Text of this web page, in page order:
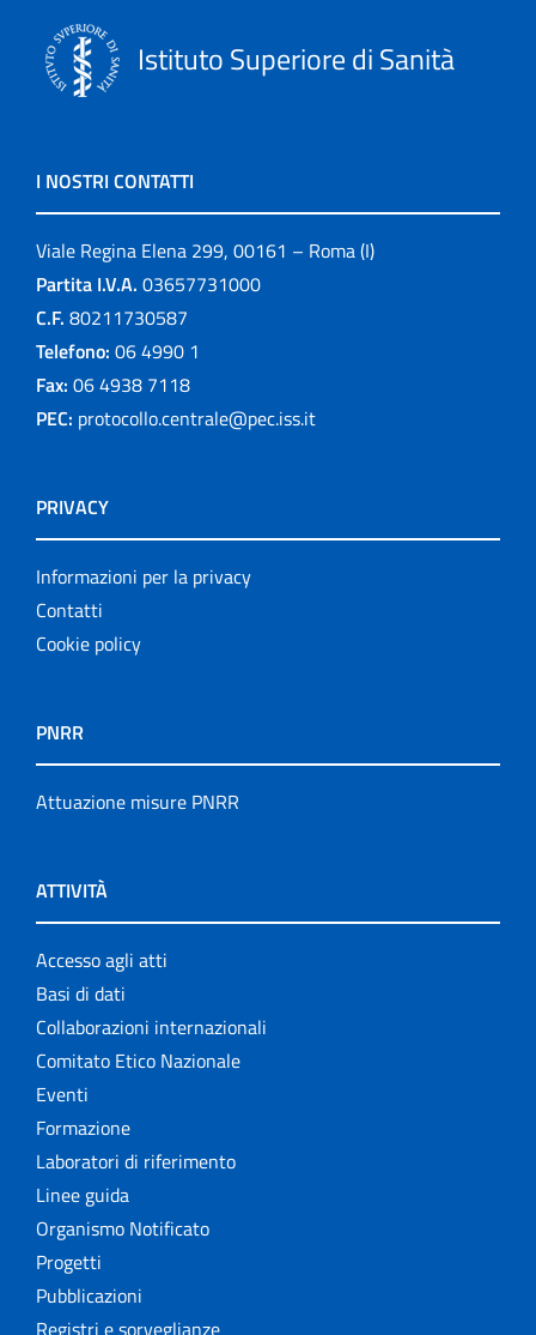
Istituto Superiore di Sanità
I NOSTRI CONTATTI
Viale Regina Elena 299, 00161 – Roma (I)
Partita I.V.A. 03657731000
C.F. 80211730587
Telefono: 06 4990 1
Fax: 06 4938 7118
PEC: protocollo.centrale@pec.iss.it
PRIVACY
Informazioni per la privacy
Contatti
Cookie policy
PNRR
Attuazione misure PNRR
ATTIVITÀ
Accesso agli atti
Basi di dati
Collaborazioni internazionali
Comitato Etico Nazionale
Eventi
Formazione
Laboratori di riferimento
Linee guida
Organismo Notificato
Progetti
Pubblicazioni
Registri e sorveglianze